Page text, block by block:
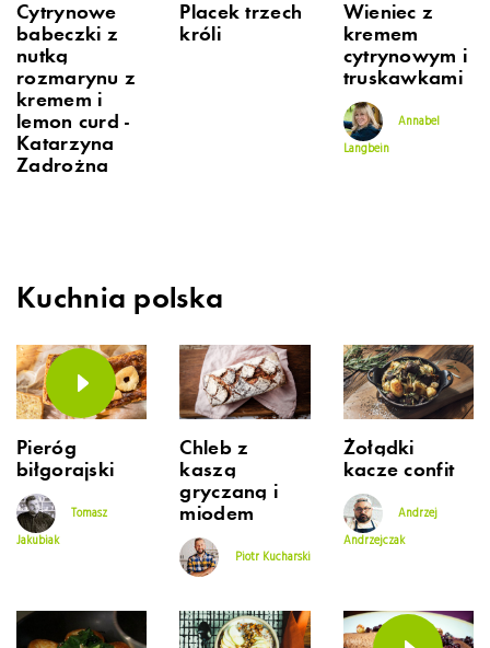
Cytrynowe
babeczki z
nutką
rozmarynu z
kremem i
lemon curd -
Katarzyna
Zadrożna
Placek trzech
króli
Wieniec z
kremem
cytrynowym i
truskawkami
Annabel
Langbein
Kuchnia polska
Pieróg
biłgorajski
Tomasz
Jakubiak
Chleb z
kaszą
gryczaną i
miodem
Piotr Kucharski
Żołądki
kacze confit
Andrzej
Andrzejczak